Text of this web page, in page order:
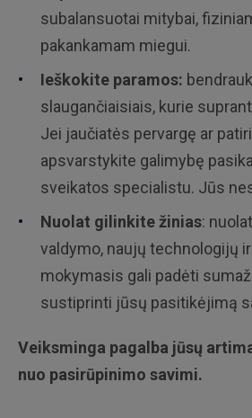
subalansuotai mitybai,
pakankamam miegui.
Ieškokite paramos:
slaugančiaisiais, kurie
Jei jaučiatės pervargę ar
apsvarstykite galimybę
sveikatos specialistu. Jūs
Nuolat gilinkite žinias:
valdymo, naujų technologijų
mokymasis gali padėti
sustiprinti jūsų pasitikėjimą
Veiksminga pagalba jūsų
nuo pasirūpinimo savimi.